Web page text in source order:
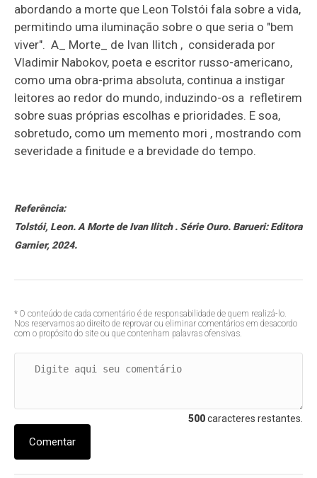
abordando a morte que Leon Tolstói fala sobre a vida,
permitindo uma iluminação sobre o que seria o "bem
viver". A_ Morte_ de Ivan Ilitch , considerada por
Vladimir Nabokov, poeta e escritor russo-americano,
como uma obra-prima absoluta, continua a instigar
leitores ao redor do mundo, induzindo-os a refletirem
sobre suas próprias escolhas e prioridades. E soa,
sobretudo, como um memento mori , mostrando com
severidade a finitude e a brevidade do tempo.
Referência:
Tolstói, Leon. A Morte de Ivan Ilitch . Série Ouro. Barueri: Editora
Garnier, 2024.
* O conteúdo de cada comentário é de responsabilidade de quem realizá-lo.
Nos reservamos ao direito de reprovar ou eliminar comentários em desacordo
com o propósito do site ou que contenham palavras ofensivas.
500caracteres restantes.
Comentar